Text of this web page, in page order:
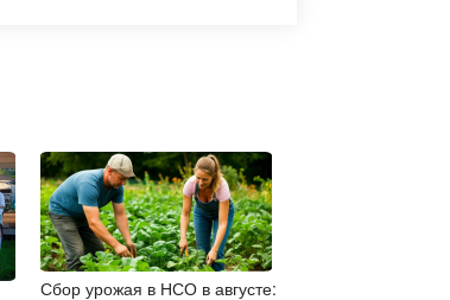
Сбор урожая в НСО в августе: